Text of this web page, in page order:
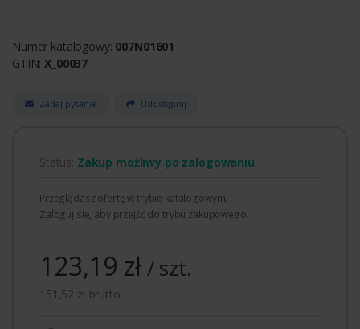
Numer katalogowy: 007N01601
GTIN:X_00037
Zadaj pytanie Udostępnij
Status: Zakup możliwy po zalogowaniu
Przeglądasz ofertę w trybie katalogowym.
Zaloguj się, aby przejść do trybu zakupowego.
123,19 zł/ szt.
151,52 zł brutto